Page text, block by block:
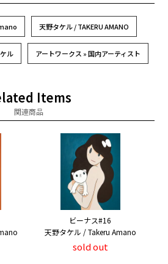
天野タケル / TAKERU AMANO
ル アートワークス » 国内アーティスト
Items
関連商品
ビーナス#16
天野タケル / Takeru Amano
sold out